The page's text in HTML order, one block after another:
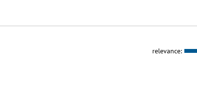
relevance: